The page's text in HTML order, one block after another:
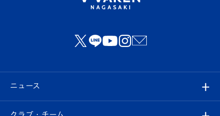
ニュース
すべて
クラブ・チーム